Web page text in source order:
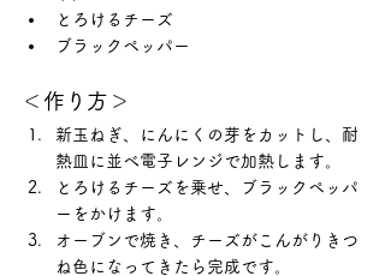
とろけるチーズ
ブラックペッパー
＜作り方＞
新玉ねぎ、にんにくの芽をカットし、耐
熱皿に並べ電子レンジで加熱します。
とろけるチーズを乗せ、ブラックペッパ
ーをかけます。
オーブンで焼き、チーズがこんがりきつ
ね色になってきたら完成です。